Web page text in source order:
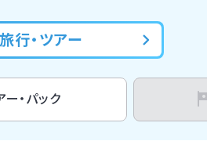
行・ツアー
ー・パック